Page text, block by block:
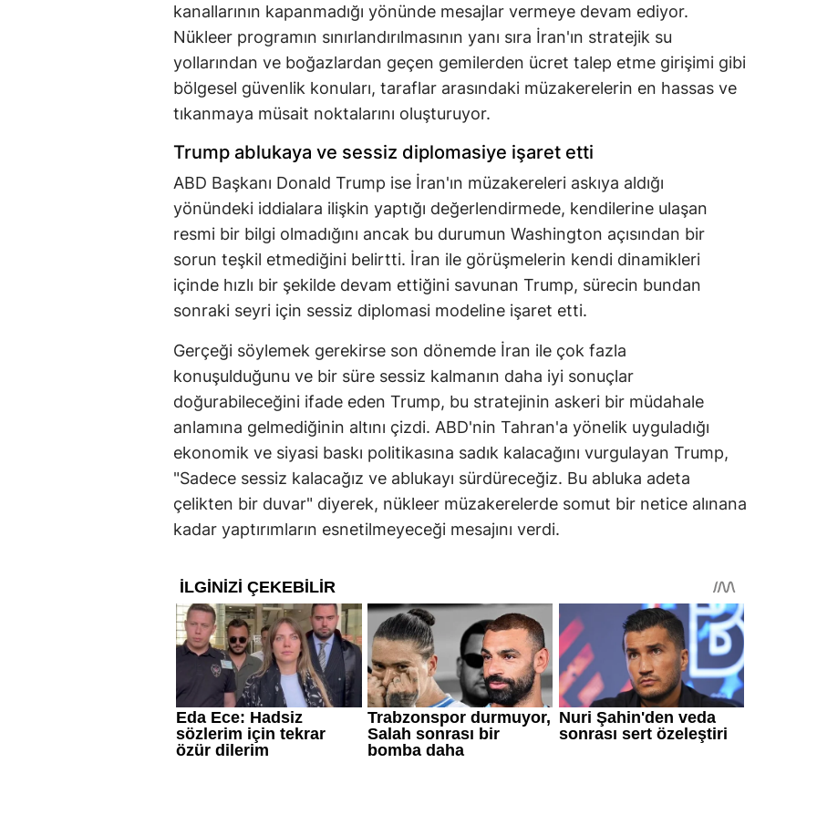
kanallarının kapanmadığı yönünde mesajlar vermeye devam ediyor.
Nükleer programın sınırlandırılmasının yanı sıra İran'ın stratejik su
yollarından ve boğazlardan geçen gemilerden ücret talep etme girişimi gibi
bölgesel güvenlik konuları, taraflar arasındaki müzakerelerin en hassas ve
tıkanmaya müsait noktalarını oluşturuyor.
Trump ablukaya ve sessiz diplomasiye işaret etti
ABD Başkanı Donald Trump ise İran'ın müzakereleri askıya aldığı
yönündeki iddialara ilişkin yaptığı değerlendirmede, kendilerine ulaşan
resmi bir bilgi olmadığını ancak bu durumun Washington açısından bir
sorun teşkil etmediğini belirtti. İran ile görüşmelerin kendi dinamikleri
içinde hızlı bir şekilde devam ettiğini savunan Trump, sürecin bundan
sonraki seyri için sessiz diplomasi modeline işaret etti.
Gerçeği söylemek gerekirse son dönemde İran ile çok fazla
konuşulduğunu ve bir süre sessiz kalmanın daha iyi sonuçlar
doğurabileceğini ifade eden Trump, bu stratejinin askeri bir müdahale
anlamına gelmediğinin altını çizdi. ABD'nin Tahran'a yönelik uyguladığı
ekonomik ve siyasi baskı politikasına sadık kalacağını vurgulayan Trump,
"Sadece sessiz kalacağız ve ablukayı sürdüreceğiz. Bu abluka adeta
çelikten bir duvar" diyerek, nükleer müzakerelerde somut bir netice alınana
kadar yaptırımların esnetilmeyeceği mesajını verdi.